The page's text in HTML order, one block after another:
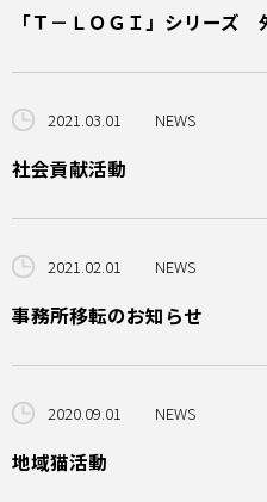
「Ｔ－ＬＯＧＩ」シリーズ
2021.03.01 NEWS
社会貢献活動
2021.02.01 NEWS
事務所移転のお知らせ
2020.09.01 NEWS
地域猫活動